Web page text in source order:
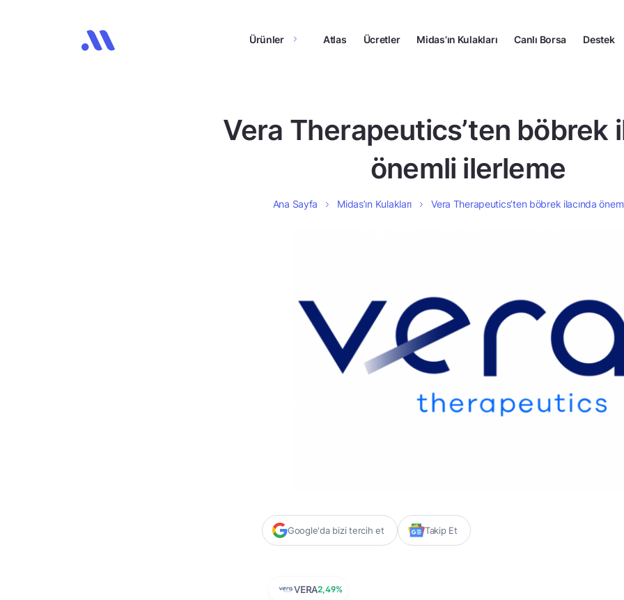
Ürünler Atlas Ücretler Midas’ın Kulakları Canlı Borsa Destek
Vera Therapeutics’ten böbrek
önemli ilerleme
Ana Sayfa Midas’ın Kulakları Vera Therapeutics’ten böbrek ilacında
Google'da bizi tercih et Takip Et
VERA2,49%